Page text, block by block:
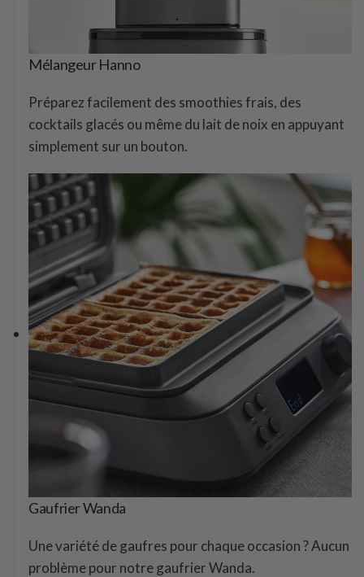
Mélangeur Hanno
Préparez facilement des smoothies frais, des
cocktails glacés ou même du lait de noix en appuyant
simplement sur un bouton.
Gaufrier Wanda
Une variété de gaufres pour chaque occasion ? Aucun
problème pour notre gaufrier Wanda.